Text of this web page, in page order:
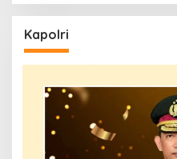
Kapolri